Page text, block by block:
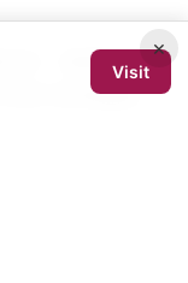
性，選擇適合的
提升使用體驗。
×
Visit